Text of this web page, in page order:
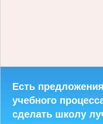
Есть
учебного
сделать школу